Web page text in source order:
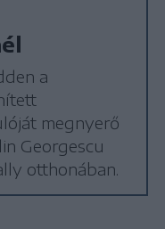
a
megnyerő
Georgescu
otthonában.